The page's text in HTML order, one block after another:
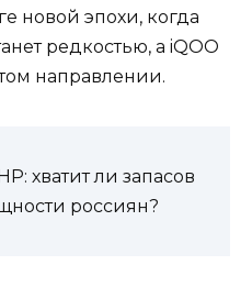
новой эпохи, когда
редкостью, а iQOO
направлении.
хватит ли запасов
россиян?